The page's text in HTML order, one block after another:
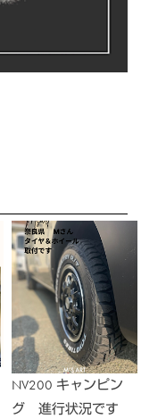
NV200 キャンピン
グ 進行状況です